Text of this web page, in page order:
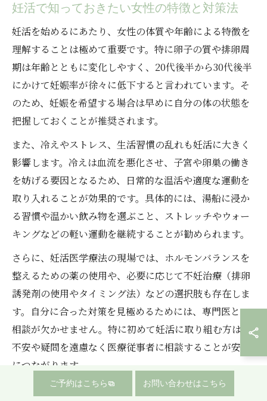
妊活で知っておきたい女性の特徴と対策法
妊活を始めるにあたり、女性の体質や年齢による特徴を
理解することは極めて重要です。特に卵子の質や排卵周
期は年齢とともに変化しやすく、20代後半から30代後半
にかけて妊娠率が徐々に低下すると言われています。そ
のため、妊娠を希望する場合は早めに自分の体の状態を
把握しておくことが推奨されます。
また、冷えやストレス、生活習慣の乱れも妊活に大きく
影響します。冷えは血流を悪化させ、子宮や卵巣の働き
を妨げる要因となるため、日常的な温活や適度な運動を
取り入れることが効果的です。具体的には、湯船に浸か
る習慣や温かい飲み物を選ぶこと、ストレッチやウォー
キングなどの軽い運動を継続することが勧められます。
さらに、妊活医学療法の現場では、ホルモンバランスを
整えるための薬の使用や、必要に応じて不妊治療（排卵
誘発剤の使用やタイミング法）などの選択肢も存在しま
す。自分に合った対策を見極めるためには、専門医との
相談が欠かせません。特に初めて妊活に取り組む方は、
不安や疑問を遠慮なく医療従事者に相談することが安心
につながります。
ご予約はこちら お問い合わせはこちら